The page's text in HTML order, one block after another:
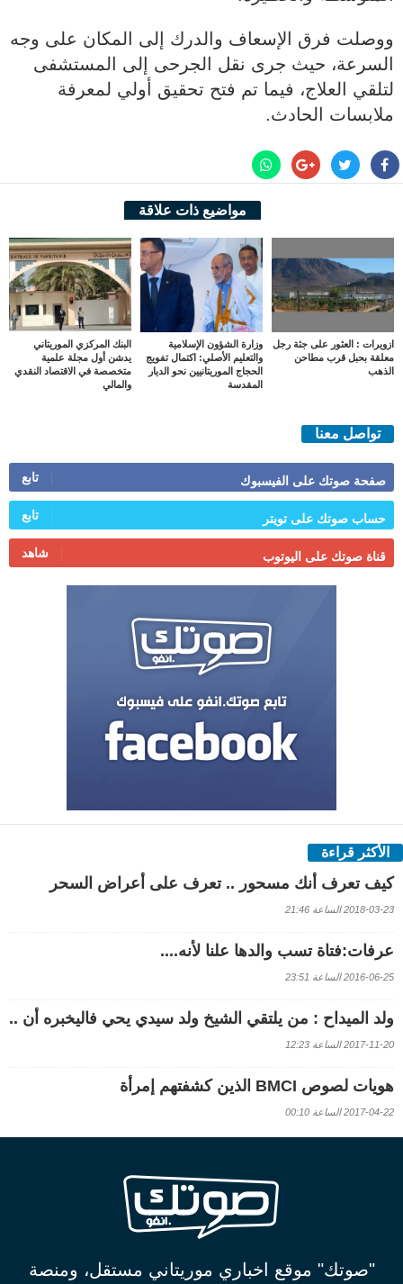
ووصلت فرق الإسعاف والدرك إلى المكان على وجه
السرعة، حيث جرى نقل الجرحى إلى المستشفى
لتلقي العلاج، فيما تم فتح تحقيق أولي لمعرفة
ملابسات الحادث.
مواضيع ذات علاقة
ازويرات : العثور على جثة رجل
معلقة بحبل قرب مطاحن
الذهب
وزارة الشؤون الإسلامية
والتعليم الأصلي: اكتمال تفويج
الحجاج الموريتانيين نحو الديار
المقدسة
البنك المركزي الموريتاني
يدشن أول مجلة علمية
متخصصة في الاقتصاد النقدي
والمالي
تواصل معنا
صفحة صوتك على الفيسبوك تابع
حساب صوتك على تويتر تابع
قناة صوتك على اليوتوب شاهد
الأكثر قراءة
كيف تعرف أنك مسحور .. تعرف على أعراض السحر
2018-03-23 الساعة 21:46
عرفات:فتاة تسب والدها علنا لأنه....
2016-06-25 الساعة 23:51
ولد الميداح : من يلتقي الشيخ ولد سيدي يحي فاليخبره أن ..
2017-11-20 الساعة 12:23
هويات لصوص BMCI الذين كشفتهم إمرأة
2017-04-22 الساعة 00:10
"صوتك" موقع اخباري موريتاني مستقل، ومنصة